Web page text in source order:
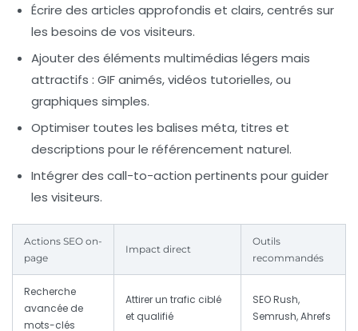
Écrire des articles approfondis et clairs, centrés sur
les besoins de vos visiteurs.
Ajouter des éléments multimédias légers mais
attractifs : GIF animés, vidéos tutorielles, ou
graphiques simples.
Optimiser toutes les balises méta, titres et
descriptions pour le référencement naturel.
Intégrer des call-to-action pertinents pour guider
les visiteurs.
Actions SEO on-
page
Impact direct
Outils
recommandés
Recherche
avancée de
mots-clés
Attirer un trafic ciblé
et qualifié
SEO Rush,
Semrush, Ahrefs